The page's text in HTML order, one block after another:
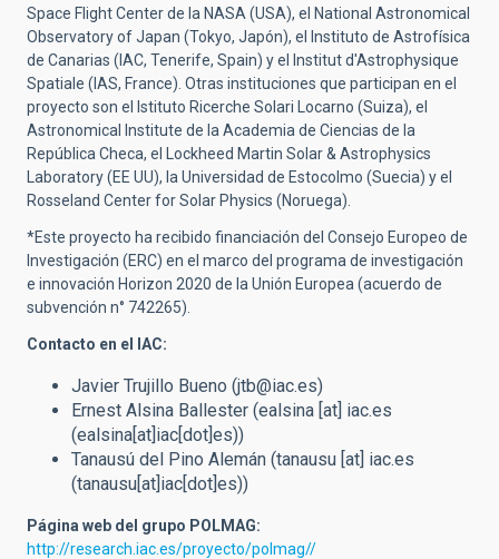
Space Flight Center de la NASA (USA), el National Astronomical
Observatory of Japan (Tokyo, Japón), el Instituto de Astrofísica
de Canarias (IAC, Tenerife, Spain) y el Institut d'Astrophysique
Spatiale (IAS, France). Otras instituciones que participan en el
proyecto son el Istituto Ricerche Solari Locarno (Suiza), el
Astronomical Institute de la Academia de Ciencias de la
República Checa, el Lockheed Martin Solar & Astrophysics
Laboratory (EE UU), la Universidad de Estocolmo (Suecia) y el
Rosseland Center for Solar Physics (Noruega).
*Este proyecto ha recibido financiación del Consejo Europeo de
Investigación (ERC) en el marco del programa de investigación
e innovación Horizon 2020 de la Unión Europea (acuerdo de
subvención n° 742265).
Contacto en el IAC:
Javier Trujillo Bueno (jtb@iac.es)
Ernest Alsina Ballester (ealsina [at] iac.es
(ealsina[at]iac[dot]es))
Tanausú del Pino Alemán (tanausu [at] iac.es
(tanausu[at]iac[dot]es))
Página web del grupo POLMAG:
http://research.iac.es/proyecto/polmag//